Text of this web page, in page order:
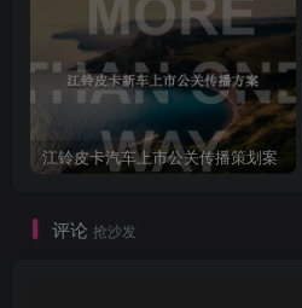
百度SE0优化84g7+20边
数11784223到+52187514001120物
+1@7168+18480+21111明217物
月4470122504-10723554317力
化期：约1个月维护期：1~3个月(可根
值，排名为波动值，与百度有着深度密
江铃皮卡汽车上市公关传播策划案
评论 抢沙发